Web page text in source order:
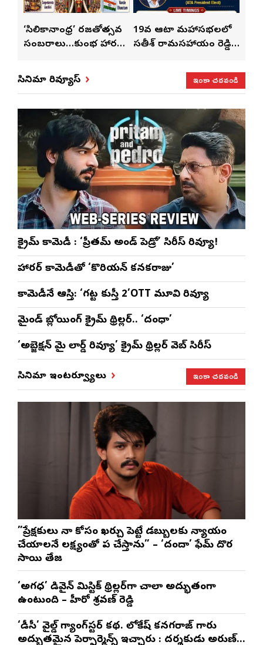
‘సిలికానాంధ్ర’ రజతోత్సవ
సంబరాలు…కుంభ హారతి
19వ ఆటా మహాసభలలో
సతీశ్ రామసహాయం రెడ్డి
సినిమా రివ్యూస్
ఇంకా చదవండి
క్రైమ్ కామెడీ : ‘ప్రీతమ్ అండ్ పెడ్రో’ సిరీస్ రివ్యూ!
హారర్ కామెడీతో ‘కొరియన్ కనకరాజు’
కామెడీనే ఆస్తి: ‘గట్ట కుస్తీ 2’OTT మూవి రివ్యూ
మైండ్ బ్లోయింగ్ క్రైమ్ థ్రిల్లర్.. ‘దంధా’
‘అబ్జెక్ష‌న్ మై లార్డ్ రివ్యూ’ క్రైమ్ థ్రిల్ల‌ర్ వెబ్ సిరీస్
సినిమా ఇంటర్వ్యూలు ఇంకా చదవండి
”ప్రేక్షకులు నా కోసం ఖర్చు పెట్టే డబ్బులకు న్యాయం
చేయాలనే లక్ష్యంతో పని చేస్తాను” – ‘దందా’ ఫేమ్ దొర
సాయి తేజ
‘అగధ’ డివైన్ మిస్టిక్ థ్రిల్లర్‌గా చాలా అద్భుతంగా
ఉంటుంది – హీరో శ్రవణ్ రెడ్డి
‘డీసీ’ వైల్డ్ గ్యాంగ్‌స్టర్ కథ. లోకేష్ కనగరాజ్ గారు
అద్భుతమైన పెర్ఫార్మెన్స్ ఇచ్చారు : దర్శకుడు అరుణ్